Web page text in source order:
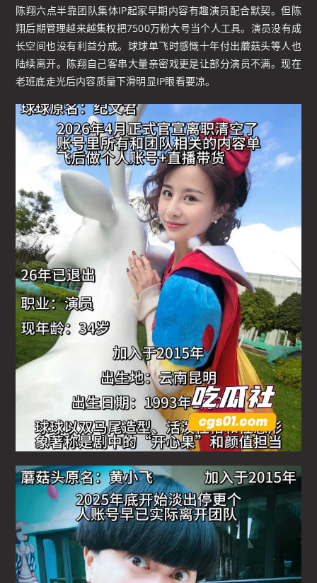
陈翔六点半靠团队集体IP起家早期内容有趣演员配合默契。但陈
翔后期管理越来越集权把7500万粉大号当个人工具。演员没有成
长空间也没有利益分成。球球单飞时感慨十年付出蘑菇头等人也
陆续离开。陈翔自己客串大量亲密戏更是让部分演员不满。现在
老班底走光后内容质量下滑明显IP眼看要凉。